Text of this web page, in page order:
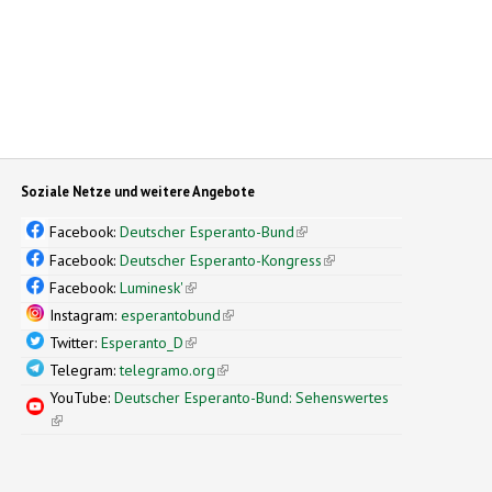
Soziale Netze und weitere Angebote
Facebook:Deutscher Esperanto-Bund(link is external)
Facebook:Deutscher Esperanto-Kongress(link is external)
Facebook:Luminesk'(link is external)
Instagram:esperantobund(link is external)
Twitter:Esperanto_D(link is external)
Telegram:telegramo.org(link is external)
YouTube:Deutscher Esperanto-Bund: Sehenswertes
(link is external)